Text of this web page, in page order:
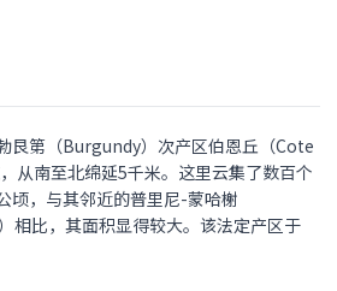
艮第（Burgundy）次产区伯恩丘（Cote
从南至北绵延5千米。这里云集了数百个
顷，与其邻近的普里尼-蒙哈榭
相比，其面积显得较大。该法定产区于